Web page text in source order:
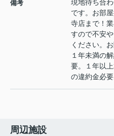
備考
現地待ち合
です。お部
寺店まで！
すので不安
ください。
１年未満の
要。１年以
の違約金必要
周辺施設